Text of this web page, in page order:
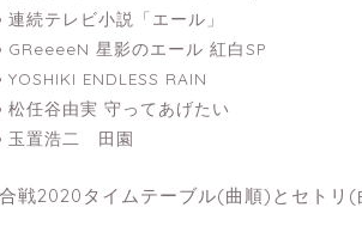
連続テレビ小説「エール」
GReeeeN 星影のエール 紅白SP
YOSHIKI ENDLESS RAIN
松任谷由実 守ってあげたい
玉置浩二 田園
戦2020タイムテーブル(曲順)とセトリ(